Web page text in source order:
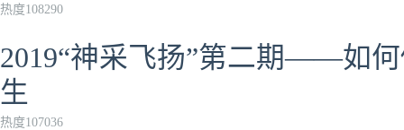
热度108290
2019“神采飞扬”第二期——如
生
热度107036